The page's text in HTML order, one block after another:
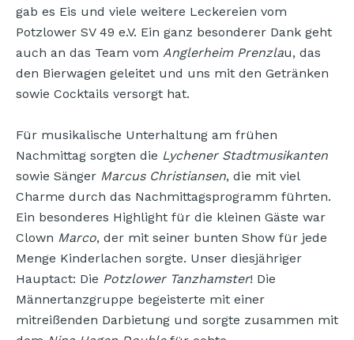
gab es Eis und viele weitere Leckereien vom
Potzlower SV 49 e.V. Ein ganz besonderer Dank geht
auch an das Team vom Anglerheim Prenzlau, das
den Bierwagen geleitet und uns mit den Getränken
sowie Cocktails versorgt hat.
Für musikalische Unterhaltung am frühen
Nachmittag sorgten die Lychener Stadtmusikanten
sowie Sänger Marcus Christiansen, die mit viel
Charme durch das Nachmittagsprogramm führten.
Ein besonderes Highlight für die kleinen Gäste war
Clown Marco, der mit seiner bunten Show für jede
Menge Kinderlachen sorgte. Unser diesjähriger
Hauptact: Die Potzlower Tanzhamster! Die
Männertanzgruppe begeisterte mit einer
mitreißenden Darbietung und sorgte zusammen mit